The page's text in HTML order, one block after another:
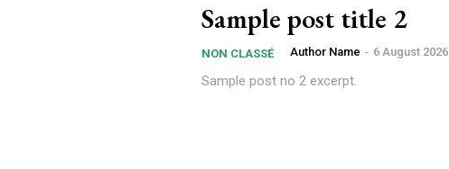
Sample post title 2
NON CLASSÉ Author Name - 6 August 2026
Sample post no 2 excerpt.